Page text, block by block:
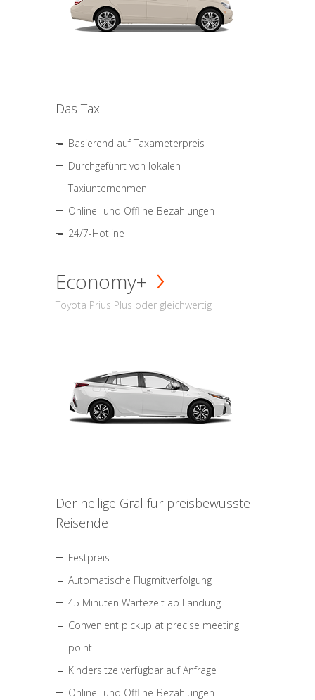
Das Taxi
Basierend auf Taxameterpreis
Durchgeführt von lokalen
Taxiunternehmen
Online- und Offline-Bezahlungen
24/7-Hotline
Economy+
Toyota Prius Plus oder gleichwertig
Der heilige Gral für preisbewusste
Reisende
Festpreis
Automatische Flugmitverfolgung
45 Minuten Wartezeit ab Landung
Convenient pickup at precise meeting
point
Kindersitze verfügbar auf Anfrage
Online- und Offline-Bezahlungen